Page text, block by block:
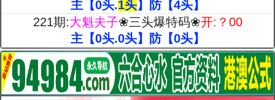
主【0头.1头】防【4头】
221期:大魁夫子❀三头爆特码❀开:？00
主【0头.0头】防【0头】